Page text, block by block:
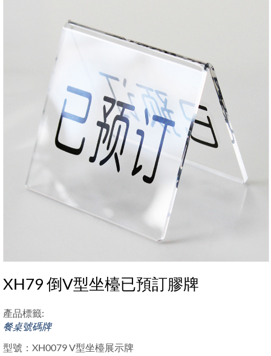
XH79 倒V型坐檯已預訂膠牌
產品標籤:
餐桌號碼牌
型號：XH0079 V型坐檯展示牌